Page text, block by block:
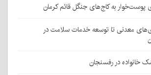
به کاج‌های جنگل قائم کرمان
معدنی تا توسعه خدمات سلامت در
خانواده در رفسنجان